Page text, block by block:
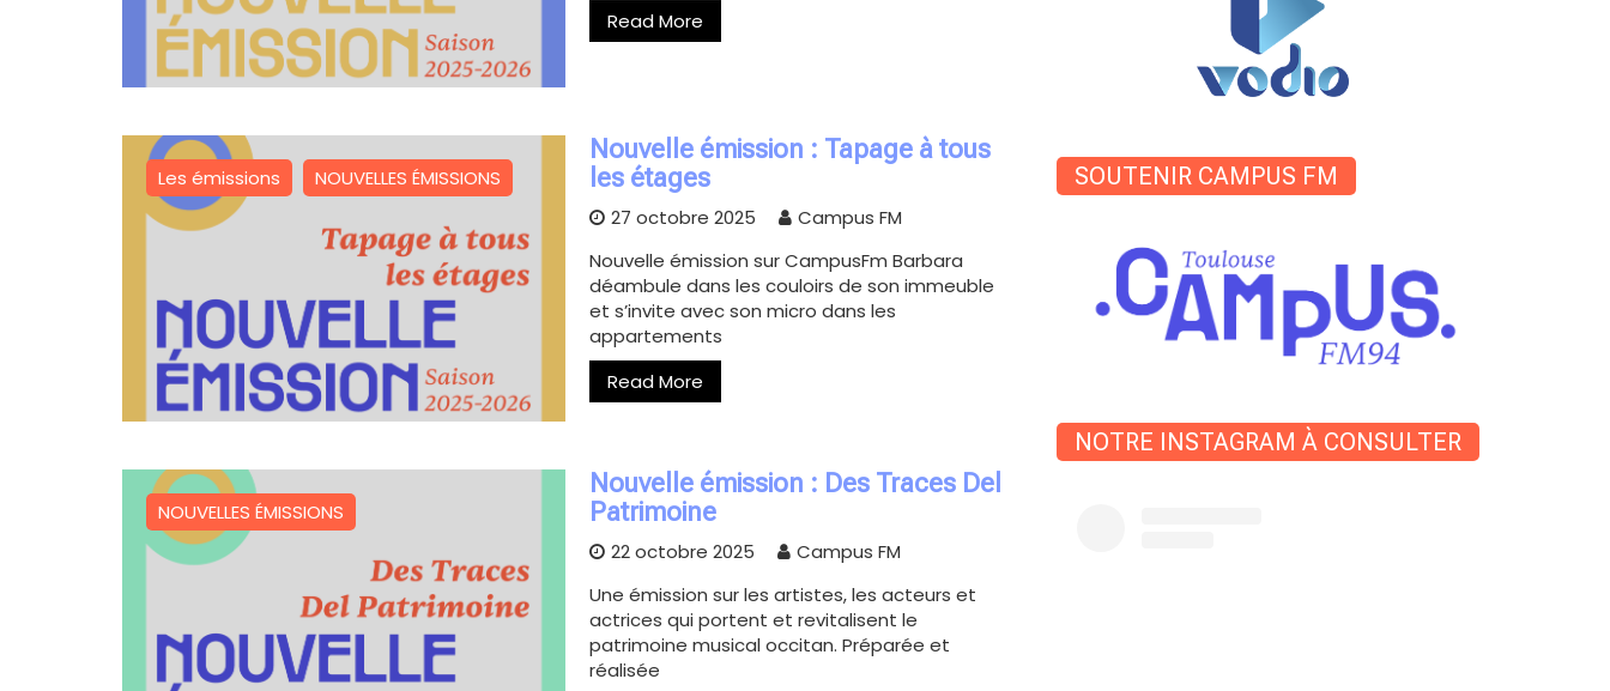
Read More
Les émissions NOUVELLES ÉMISSIONS
Nouvelle émission : Tapage à tous
les étages
27 octobre 2025
Campus FM
Nouvelle émission sur CampusFm Barbara
déambule dans les couloirs de son immeuble
et s’invite avec son micro dans les
appartements
Read More
NOUVELLES ÉMISSIONS
Nouvelle émission : Des Traces Del
Patrimoine
22 octobre 2025
Campus FM
Une émission sur les artistes, les acteurs et
actrices qui portent et revitalisent le
patrimoine musical occitan. Préparée et
réalisée
SOUTENIR CAMPUS FM
NOTRE INSTAGRAM À CONSULTER